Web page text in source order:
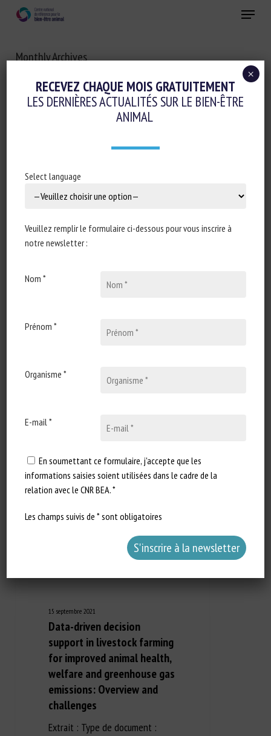
content
Menu
Monthly Archives
Le comportement des
– comprendre les animaux
pour gérer leur bien-être
publiée par l'Idele Auteurs :
15 septembre 2021
Data-driven decision
support in livestock farming
for improved animal health,
welfare and greenhouse gas
emissions: Overview and
challenges
Extrait : Type de document :
RECEVEZ CHAQUE MOIS GRATUITEMENT
LES DERNIÈRES ACTUALITÉS SUR LE BIEN-ÊTRE
ANIMAL
Select language
Veuillez remplir le formulaire ci-dessous pour vous inscrire à
notre newsletter :
Nom *
Prénom *
Organisme *
E-mail *
En soumettant ce formulaire, j'accepte que les
informations saisies soient utilisées dans le cadre de la
relation avec le CNR BEA. *
Les champs suivis de * sont obligatoires
×